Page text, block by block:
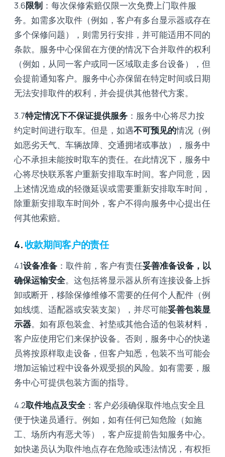
3.6限制 ：每次保修索赔仅限一次免费上门取件服
务。如需多次取件（例如，客户有多台显示器或存在
多个保修问题），则需另行安排，并可能适用不同的
条款。服务中心保留在方便的情况下合并取件的权利
（例如，从同一客户或同一区域取走多台设备），但
会提前通知客户。服务中心亦保留在特定时间或日期
无法安排取件的权利，并会提供其他替代方案。
3.7特定情况下不保证提供服务 ：服务中心将尽力按
约定时间进行取车。但是，如遇不可预见的情况（例
如恶劣天气、车辆故障、交通拥堵或事故），服务中
心不承担未能按时取车的责任。在此情况下，服务中
心将尽快联系客户重新安排取车时间。客户同意，因
上述情况造成的轻微延误或需要重新安排取车时间，
除重新安排取车时间外，客户不得向服务中心提出任
何其他索赔。
4.收款期间客户的责任
4.1设备准备 ：取件前，客户有责任妥善准备设备，以
确保运输安全。这包括将显示器从所有连接设备上拆
卸或断开，移除保修维修不需要的任何个人配件（例
如线缆、适配器或安装支架），并尽可能妥善包装显
示器。如有原包装盒、衬垫或其他合适的包装材料，
客户应使用它们来保护设备。否则，服务中心的快递
员将按原样取走设备，但客户知悉，包装不当可能会
增加运输过程中设备外观受损的风险。如有需要，服
务中心可提供包装方面的指导。
4.2取件地点及安全：客户必须确保取件地点安全且
便于快递员通行。例如，如有任何已知危险（如施
工、场所内有恶犬等），客户应提前告知服务中心。
如快递员认为取件地点存在危险或违法情况，有权拒